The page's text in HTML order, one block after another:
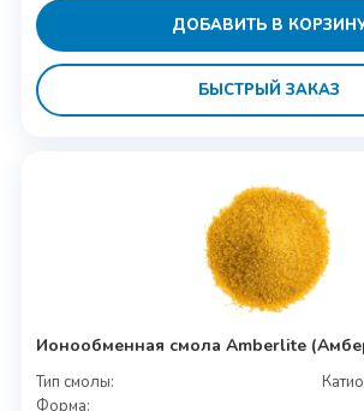
ДОБАВИТЬ В
БЫСТРЫЙ ЗАКАЗ
Ионообменная смола Amberlite
Тип смолы:
Форма: